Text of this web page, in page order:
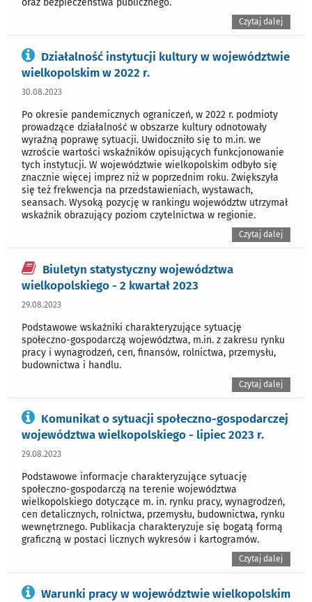
oraz bezpieczeństwa publicznego.
Czytaj dalej
Działalność instytucji kultury w województwie
wielkopolskim w 2022 r.
30.08.2023
Po okresie pandemicznych ograniczeń, w 2022 r. podmioty
prowadzące działalność w obszarze kultury odnotowały
wyraźną poprawę sytuacji. Uwidoczniło się to m.in. we
wzroście wartości wskaźników opisujących funkcjonowanie
tych instytucji. W województwie wielkopolskim odbyło się
znacznie więcej imprez niż w poprzednim roku. Zwiększyła
się też frekwencja na przedstawieniach, wystawach,
seansach. Wysoką pozycję w rankingu województw utrzymał
wskaźnik obrazujący poziom czytelnictwa w regionie.
Czytaj dalej
Biuletyn statystyczny województwa
wielkopolskiego - 2 kwartał 2023
29.08.2023
Podstawowe wskaźniki charakteryzujące sytuację
społeczno-gospodarczą województwa, m.in. z zakresu rynku
pracy i wynagrodzeń, cen, finansów, rolnictwa, przemysłu,
budownictwa i handlu.
Czytaj dalej
Komunikat o sytuacji społeczno-gospodarczej
województwa wielkopolskiego - lipiec 2023 r.
29.08.2023
Podstawowe informacje charakteryzujące sytuację
społeczno-gospodarczą na terenie województwa
wielkopolskiego dotyczące m. in. rynku pracy, wynagrodzeń,
cen detalicznych, rolnictwa, przemysłu, budownictwa, rynku
wewnętrznego. Publikacja charakteryzuje się bogatą formą
graficzną w postaci licznych wykresów i kartogramów.
Czytaj dalej
Warunki pracy w województwie wielkopolskim